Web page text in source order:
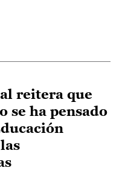
reitera que
se ha pensado